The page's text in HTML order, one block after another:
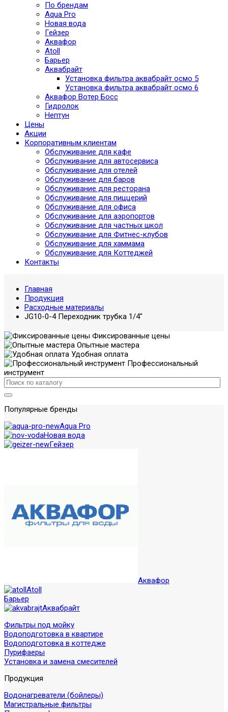
По брендам
Aqua Pro
Новая вода
Гейзер
Аквафор
Atoll
Барьер
Аквабрайт
Установка фильтра аквабрайт осмо 5
Установка фильтра аквабрайт осмо 6
Аквафор Вотер Босс
Гидролок
Нептун
Цены
Акции
Корпоративным клиентам
Обслуживание для кафе
Обслуживание для автосервиса
Обслуживание для отелей
Обслуживание для баров
Обслуживание для ресторана
Обслуживание для пиццерий
Обслуживание для офиса
Обслуживание для аэропортов
Обслуживание для частных школ
Обслуживание для Фитнес-клубов
Обслуживание для хаммама
Обслуживание для Коттеджей
Контакты
Главная
Продукция
Расходные материалы
JG10-0-4 Переходник трубка 1/4"
Фиксированные цены
Опытные мастера
Удобная оплата
Профессиональный
инструмент
Популярные бренды
Aqua Pro
Новая вода
Гейзер
Аквафор
Atoll
Барьер
Аквабрайт
Фильтры под мойку
Водоподготовка в квартире
Водоподготовка в коттедже
Пурифаеры
Установка и замена смесителей
Продукция
Водонагреватели (бойлеры)
Магистральные фильтры